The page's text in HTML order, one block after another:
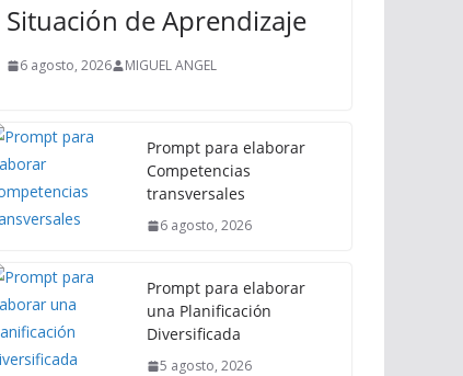
Situación de Aprendizaje
6 agosto, 2026 MIGUEL ANGEL
Prompt para elaborar
Competencias
transversales
6 agosto, 2026
Prompt para elaborar
una Planificación
Diversificada
5 agosto, 2026